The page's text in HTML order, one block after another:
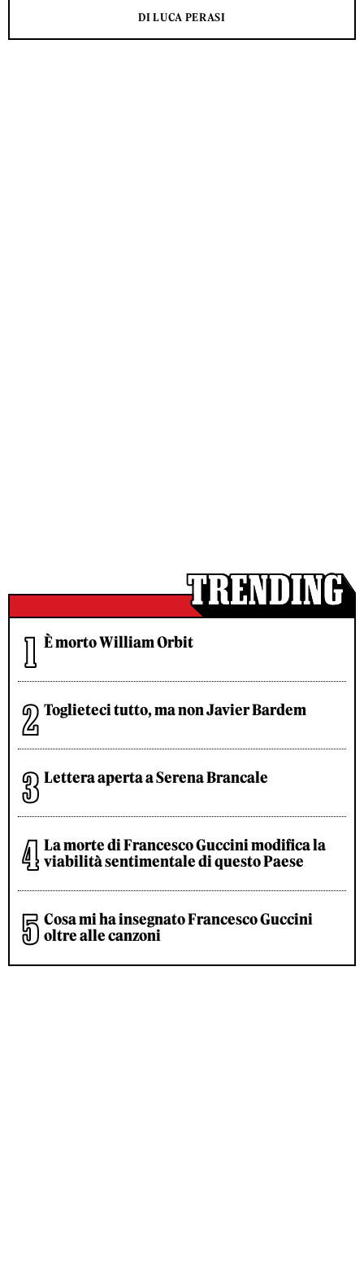
DI LUCA PERASI
È morto William Orbit
Toglieteci tutto, ma non Javier Bardem
Lettera aperta a Serena Brancale
La morte di Francesco Guccini modifica la
viabilità sentimentale di questo Paese
Cosa mi ha insegnato Francesco Guccini
oltre alle canzoni